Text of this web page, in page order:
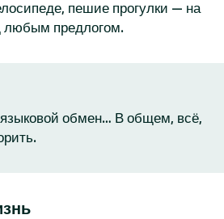
пешие прогулки — на
любым предлогом.
обмен… В общем, всё,